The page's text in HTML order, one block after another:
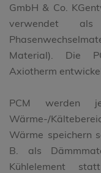
GmbH & Co.
verwendet als
Material). Die
Axiotherm
PCM werden
Wärme-/
Wärme speichern
B. als
Kühlelement